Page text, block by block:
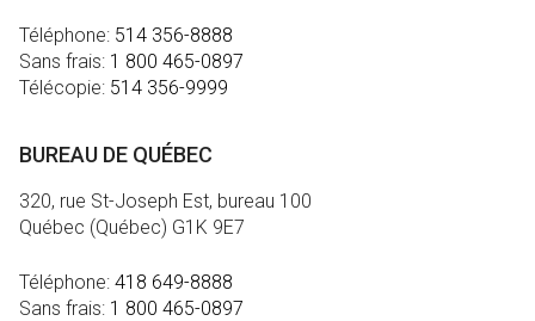
Téléphone: 514 356-8888
Sans frais: 1 800 465-0897
Télécopie: 514 356-9999
BUREAU DE QUÉBEC
320, rue St-Joseph Est, bureau 100
Québec (Québec) G1K 9E7
Téléphone: 418 649-8888
Sans frais: 1 800 465-0897